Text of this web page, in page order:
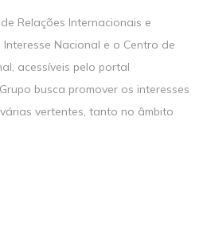
Relações Internacionais e
Nacional e o Centro de
acessíveis pelo portal
busca promover os interesses
vertentes, tanto no âmbito